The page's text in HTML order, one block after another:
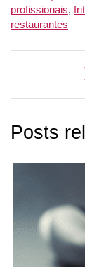
profissionais,
restaurantes
Posts